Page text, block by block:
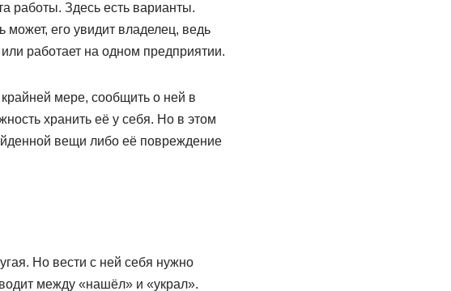
работы. Здесь есть варианты.
его увидит владелец, ведь
работает на одном предприятии.
мере, сообщить о ней в
хранить её у себя. Но в этом
вещи либо её повреждение
Но вести с ней себя нужно
между «нашёл» и «украл».